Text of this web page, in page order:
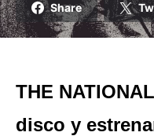
Share
THE
disco y